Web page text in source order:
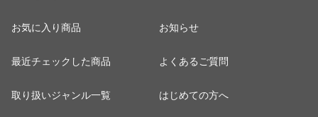
お気に入り商品
最近チェックした商品
取り扱いジャンル一覧
お知らせ
よくあるご質問
はじめての方へ